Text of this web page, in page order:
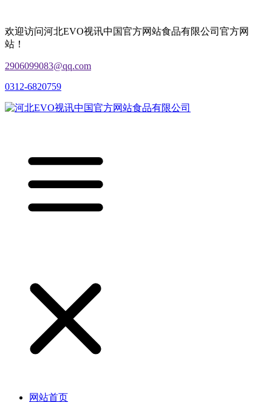
欢迎访问河北EVO视讯中国官方网站食品有限公司官方网
站！
2906099083@qq.com
0312-6820759
网站首页